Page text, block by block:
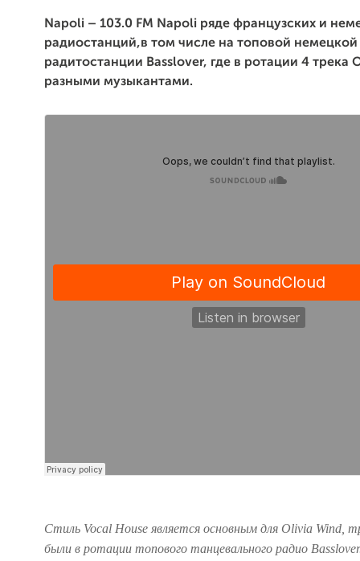
Napoli – 103.0 FM Napoli ряде французских и
радиостанций,в том числе на топовой немецкой
радитостанции Basslover, где в ротации 4 трека
разными музыкантами.
Стиль Vocal House является основным для Olivia Wi nd,
были в ротации топового танцевального радио